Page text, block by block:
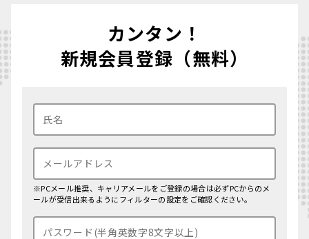
カンタン！
新規会員登録（無料）
※PCメール推奨、キャリアメールをご登録の場合は必ずPCからのメ
ールが受信出来るようにフィルターの設定をご確認ください。